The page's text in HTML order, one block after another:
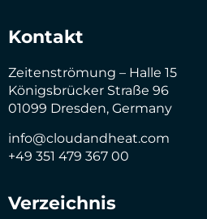
Kontakt
Zeitenströmung – Halle 15
Königsbrücker Straße 96
01099 Dresden, Germany
info@cloudandheat.com
+49 351 479 367 00
Verzeichnis